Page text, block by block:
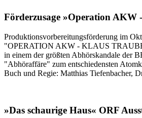
Förderzusage »Operation AKW
Produktionsvorbereitungsförderung im
"OPERATION AKW - KLAUS TRAUBE
in einem der größten Abhörskandale der
"Abhöraffäre" zum entschiedensten
Buch und Regie: Matthias Tiefenbacher,
»Das schaurige Haus« ORF